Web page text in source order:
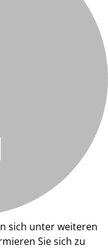
sich unter weiteren
Sie sich zu